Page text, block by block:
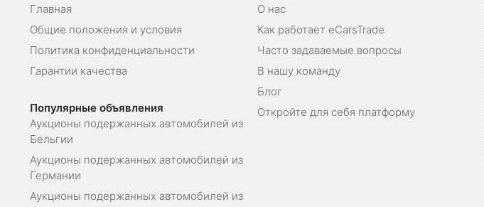
Главная
Общие положения и условия
Политика конфиденциальности
Гарантии качества
Популярные объявления
Аукционы подержанных автомобилей из
Бельгии
Аукционы подержанных автомобилей из
Германии
Аукционы подержанных автомобилей из
О нас
Как работает eCarsTrade
Часто задаваемые вопросы
В нашу команду
Блог
Откройте для себя платформу